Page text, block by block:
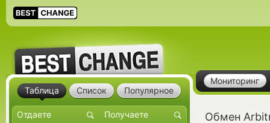
Мониторинг
Обмен
Таблица Список Популярное